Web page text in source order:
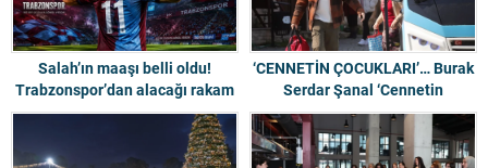
Salah’ın maaşı belli oldu!
Trabzonspor’dan alacağı rakam
‘CENNETİN ÇOCUKLARI’… Burak
Serdar Şanal ‘Cennetin
Çocukları’ kadrosuna katıldı…